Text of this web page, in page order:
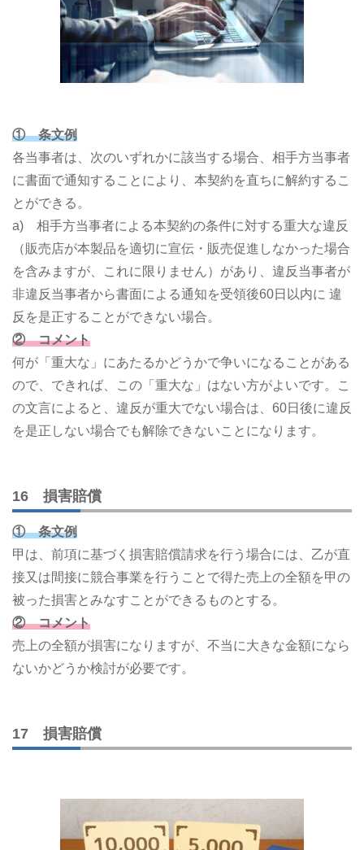
① 条文例
各当事者は、次のいずれかに該当する場合、相手方当事者
に書面で通知することにより、本契約を直ちに解約するこ
とができる。
a) 相手方当事者による本契約の条件に対する重大な違反
（販売店が本製品を適切に宣伝・販売促進しなかった場合
を含みますが、これに限りません）があり、違反当事者が
非違反当事者から書面による通知を受領後60日以内に 違
反を是正することができない場合。
② コメント
何が「重大な」にあたるかどうかで争いになることがある
ので、できれば、この「重大な」はない方がよいです。こ
の文言によると、違反が重大でない場合は、60日後に違反
を是正しない場合でも解除できないことになります。
16 損害賠償
① 条文例
甲は、前項に基づく損害賠償請求を行う場合には、乙が直
接又は間接に競合事業を行うことで得た売上の全額を甲の
被った損害とみなすことができるものとする。
② コメント
売上の全額が損害になりますが、不当に大きな金額になら
ないかどうか検討が必要です。
17 損害賠償